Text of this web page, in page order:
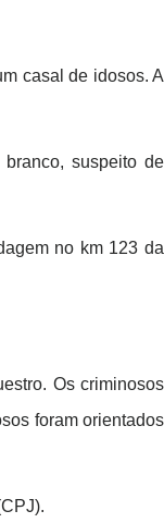
casal de idosos. A
suspeito de
no km 123 da
Os criminosos
foram orientados